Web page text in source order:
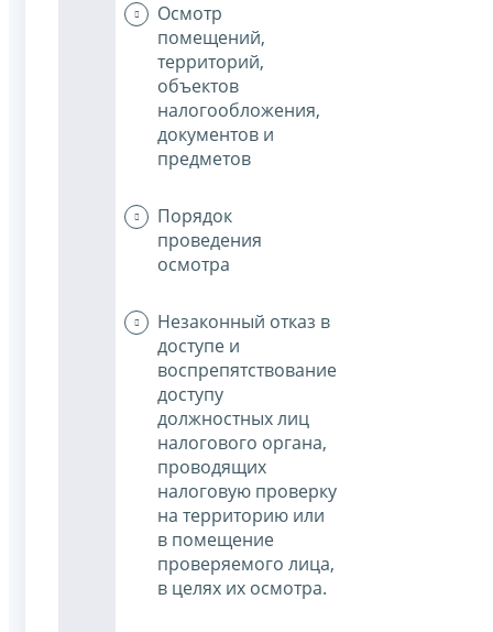
Осмотр
помещений,
территорий,
объектов
налогообложения,
документов и
предметов
Порядок
проведения
осмотра
Незаконный отказ в
доступе и
воспрепятствование
доступу
должностных лиц
налогового органа,
проводящих
налоговую проверку
на территорию или
в помещение
проверяемого лица,
в целях их осмотра.